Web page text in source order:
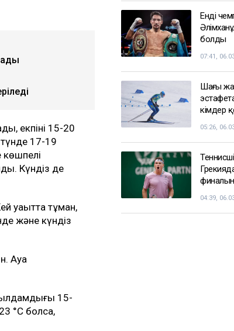
екпіні 15-20
17-19
көшпелі
Күндіз де
уақытта тұман,
және күндіз
Ауа
15-
°C болса,
Енді
болды
07:41,
Шаңғы
кімдер
05:26,
04:39,